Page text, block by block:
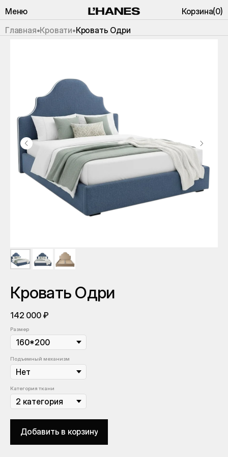
Меню Корзина(0)
Главная•Кровати•Кровать Одри
Кровать Одри
142 000 ₽
Размер
Подъемный механизм
Категория ткани
Добавить в корзину